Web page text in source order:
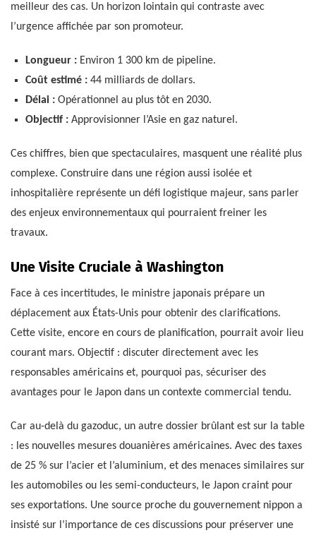
meilleur des cas. Un horizon lointain qui contraste avec
l’urgence affichée par son promoteur.
Longueur :Environ 1 300 km de pipeline.
Coût estimé :44 milliards de dollars.
Délai :Opérationnel au plus tôt en 2030.
Objectif :Approvisionner l’Asie en gaz naturel.
Ces chiffres, bien que spectaculaires, masquent une réalité plus
complexe. Construire dans une région aussi isolée et
inhospitalière représente un défi logistique majeur, sans parler
des enjeux environnementaux qui pourraient freiner les
travaux.
Une Visite Cruciale à Washington
Face à ces incertitudes, le ministre japonais prépare un
déplacement aux États-Unis pour obtenir des clarifications.
Cette visite, encore en cours de planification, pourrait avoir lieu
courant mars. Objectif : discuter directement avec les
responsables américains et, pourquoi pas, sécuriser des
avantages pour le Japon dans un contexte commercial tendu.
Car au-delà du gazoduc, un autre dossier brûlant est sur la table
: les nouvelles mesures douanières américaines. Avec des taxes
de 25 % sur l’acier et l’aluminium, et des menaces similaires sur
les automobiles ou les semi-conducteurs, le Japon craint pour
ses exportations. Une source proche du gouvernement nippon a
insisté sur l’importance de ces discussions pour préserver une